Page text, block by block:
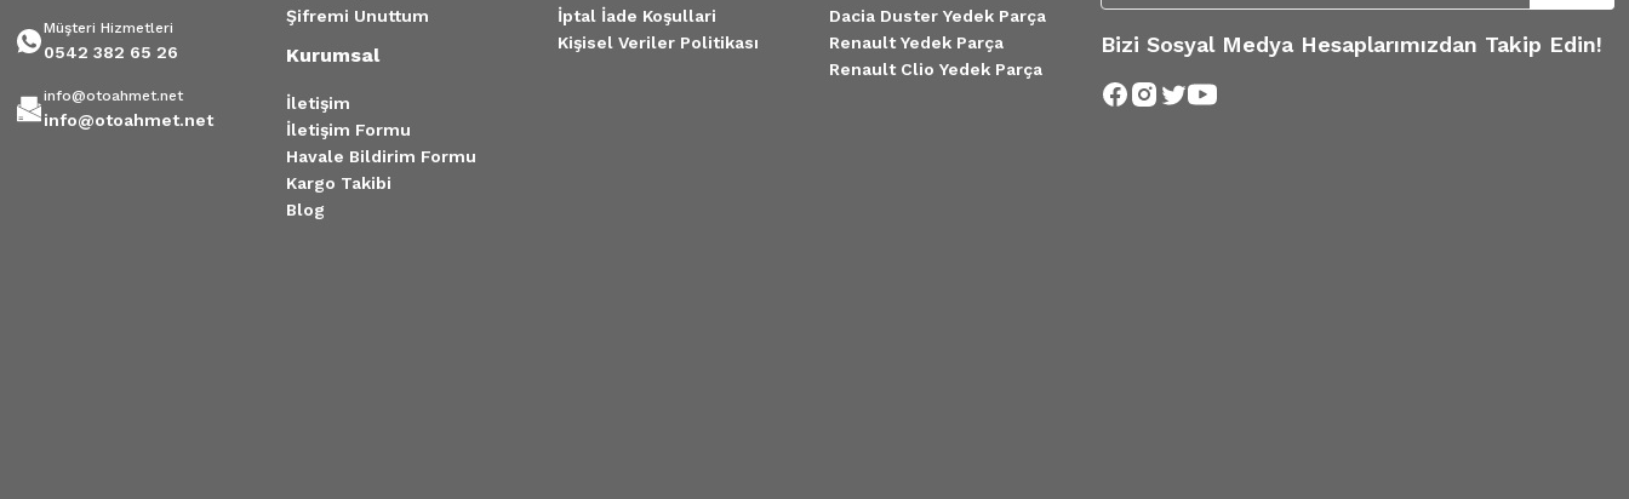
Müşteri Hizmetleri
0542 382 65 26
info@otoahmet.net
info@otoahmet.net
Şifremi Unuttum
Kurumsal
İletişim
İletişim Formu
Havale Bildirim Formu
Kargo Takibi
Blog
İptal İade Koşullari
Kişisel Veriler Politikası
Dacia Duster Yedek Parça
Renault Yedek Parça
Renault Clio Yedek Parça
Bizi Sosyal Medya Hesaplarımızdan Takip Edin!